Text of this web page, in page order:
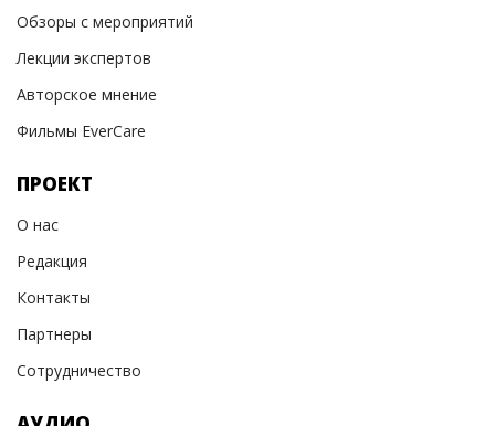
Обзоры с мероприятий
Лекции экспертов
Авторское мнение
Фильмы EverCare
ПРОЕКТ
О нас
Редакция
Контакты
Партнеры
Сотрудничество